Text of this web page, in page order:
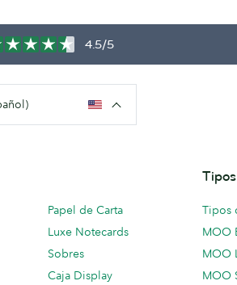
4.5/5
Papel de Carta
Luxe Notecards
Sobres
Caja Display
Tipos
MOO
MOO
MOO